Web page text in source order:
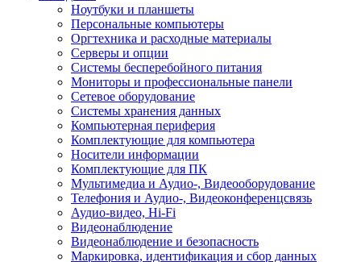
Ноутбуки и планшеты
Персональные компьютеры
Оргтехника и расходные материалы
Серверы и опции
Системы бесперебойного питания
Мониторы и профессиональные панели
Сетевое оборудование
Системы хранения данных
Компьютерная периферия
Комплектующие для компьютера
Носители информации
Комплектующие для ПК
Мультимедиа и Аудио-, Видеооборудование
Телефония и Аудио-, Видеоконференцсвязь
Аудио-видео, Hi-Fi
Видеонаблюдение
Видеонаблюдение и безопасность
Маркировка, идентификация и сбор данных